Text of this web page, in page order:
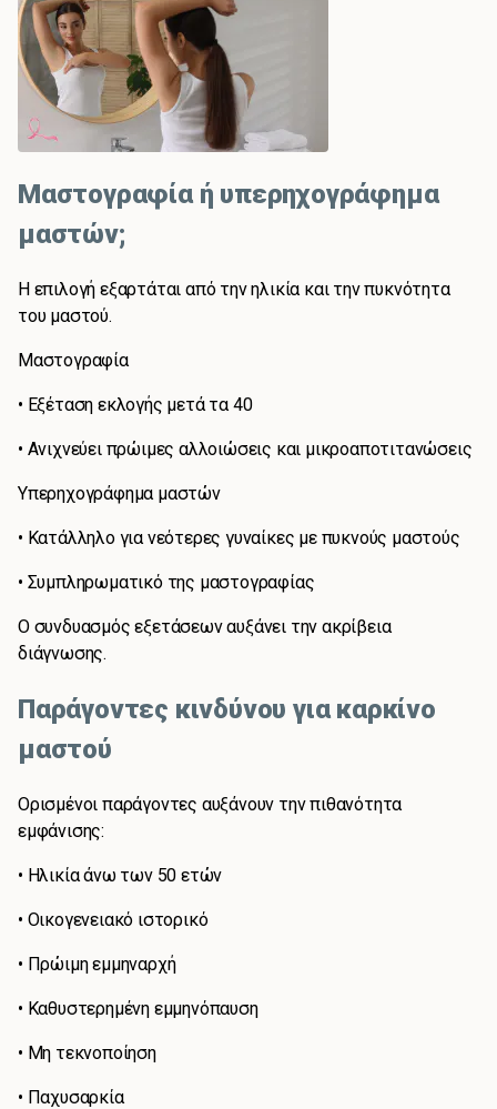
Μαστογραφία ή υπερηχογράφημα
μαστών;
Η επιλογή εξαρτάται από την ηλικία και την πυκνότητα
του μαστού.
Μαστογραφία
• Εξέταση εκλογής μετά τα 40
• Ανιχνεύει πρώιμες αλλοιώσεις και μικροαποτιτανώσεις
Υπερηχογράφημα μαστών
• Κατάλληλο για νεότερες γυναίκες με πυκνούς μαστούς
• Συμπληρωματικό της μαστογραφίας
Ο συνδυασμός εξετάσεων αυξάνει την ακρίβεια
διάγνωσης.
Παράγοντες κινδύνου για καρκίνο
μαστού
Ορισμένοι παράγοντες αυξάνουν την πιθανότητα
εμφάνισης:
• Ηλικία άνω των 50 ετών
• Οικογενειακό ιστορικό
• Πρώιμη εμμηναρχή
• Καθυστερημένη εμμηνόπαυση
• Μη τεκνοποίηση
• Παχυσαρκία